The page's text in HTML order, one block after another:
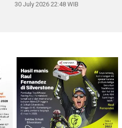
30 July 2026 22:48 WIB